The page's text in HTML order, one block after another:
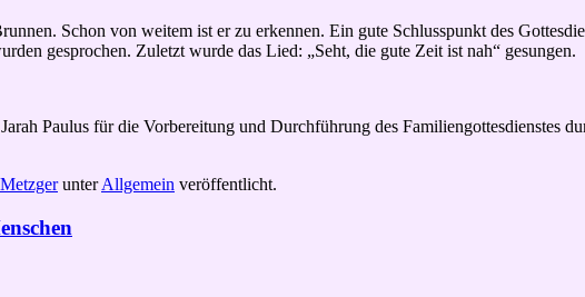
Schon von weitem ist er zu erkennen. Ein gute Schlusspunkt des
gesprochen. Zuletzt wurde das Lied: „Seht, die gute Zeit ist nah“ gesungen.
Paulus für die Vorbereitung und Durchführung des Familiengottesdienstes
unterAllgemein veröffentlicht.